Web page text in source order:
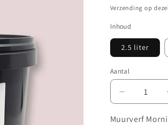
prijs
Verzending op
Inhoud
2.5 liter
Aantal
Aantal
verlagen
voor
Muurverf